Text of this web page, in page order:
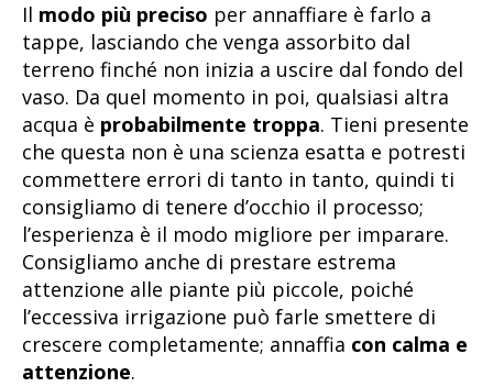
Il modo più preciso per annaffiare è farlo a
tappe, lasciando che venga assorbito dal
terreno finché non inizia a uscire dal fondo del
vaso. Da quel momento in poi, qualsiasi altra
acqua è probabilmente troppa. Tieni presente
che questa non è una scienza esatta e potresti
commettere errori di tanto in tanto, quindi ti
consigliamo di tenere d’occhio il processo;
l’esperienza è il modo migliore per imparare.
Consigliamo anche di prestare estrema
attenzione alle piante più piccole, poiché
l’eccessiva irrigazione può farle smettere di
crescere completamente; annaffia con calma e
attenzione.